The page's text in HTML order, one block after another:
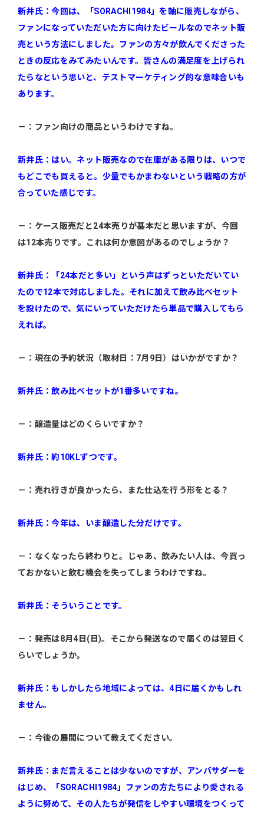
新井氏：今回は、「SORACHI1984」を軸に販売しながら、
ファンになっていただいた方に向けたビールなのでネット販
売という方法にしました。ファンの方々が飲んでくださった
ときの反応をみてみたいんです。皆さんの満足度を上げられ
たらなという思いと、テストマーケティング的な意味合いも
あります。
－：ファン向けの商品というわけですね。
新井氏：はい。ネット販売なので在庫がある限りは、いつで
もどこでも買えると。少量でもかまわないという戦略の方が
合っていた感じです。
－：ケース販売だと24本売りが基本だと思いますが、今回
は12本売りです。これは何か意図があるのでしょうか？
新井氏：「24本だと多い」という声はずっといただいてい
たので12本で対応しました。それに加えて飲み比べセット
を設けたので、気にいっていただけたら単品で購入してもら
えれば。
－：現在の予約状況（取材日：7月9日）はいかがですか？
新井氏：飲み比べセットが1番多いですね。
－：醸造量はどのくらいですか？
新井氏：約10KLずつです。
－：売れ行きが良かったら、また仕込を行う形をとる？
新井氏：今年は、いま醸造した分だけです。
－：なくなったら終わりと。じゃあ、飲みたい人は、今買っ
ておかないと飲む機会を失ってしまうわけですね。
新井氏：そういうことです。
－：発売は8月4日(日)。そこから発送なので届くのは翌日く
らいでしょうか。
新井氏：もしかしたら地域によっては、4日に届くかもしれ
ません。
－：今後の展開について教えてください。
新井氏：まだ言えることは少ないのですが、アンバサダーを
はじめ、「SORACHI1984」ファンの方たちにより愛される
ように努めて、その人たちが発信をしやすい環境をつくって